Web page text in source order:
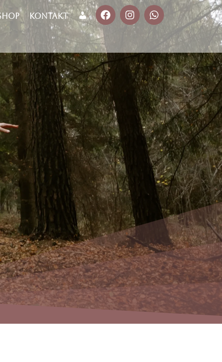
Kontakt Mein Konto